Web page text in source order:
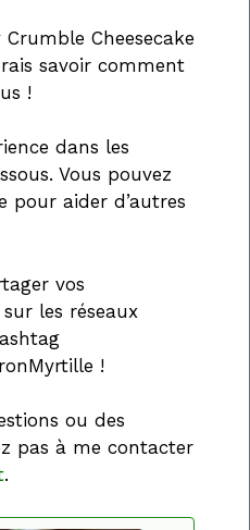
Cheesecake
savoir comment
!
dans les
Vous pouvez
pour aider d’autres
vos
les réseaux
!
ou des
pas à me contacter
.